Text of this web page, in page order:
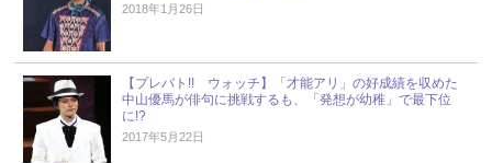
2018年1月26日
【プレバト!! ウォッチ】「才能アリ」の好成績を収めた
中山優馬が俳句に挑戦するも、「発想が幼稚」で最下位
に!?
2017年5月22日